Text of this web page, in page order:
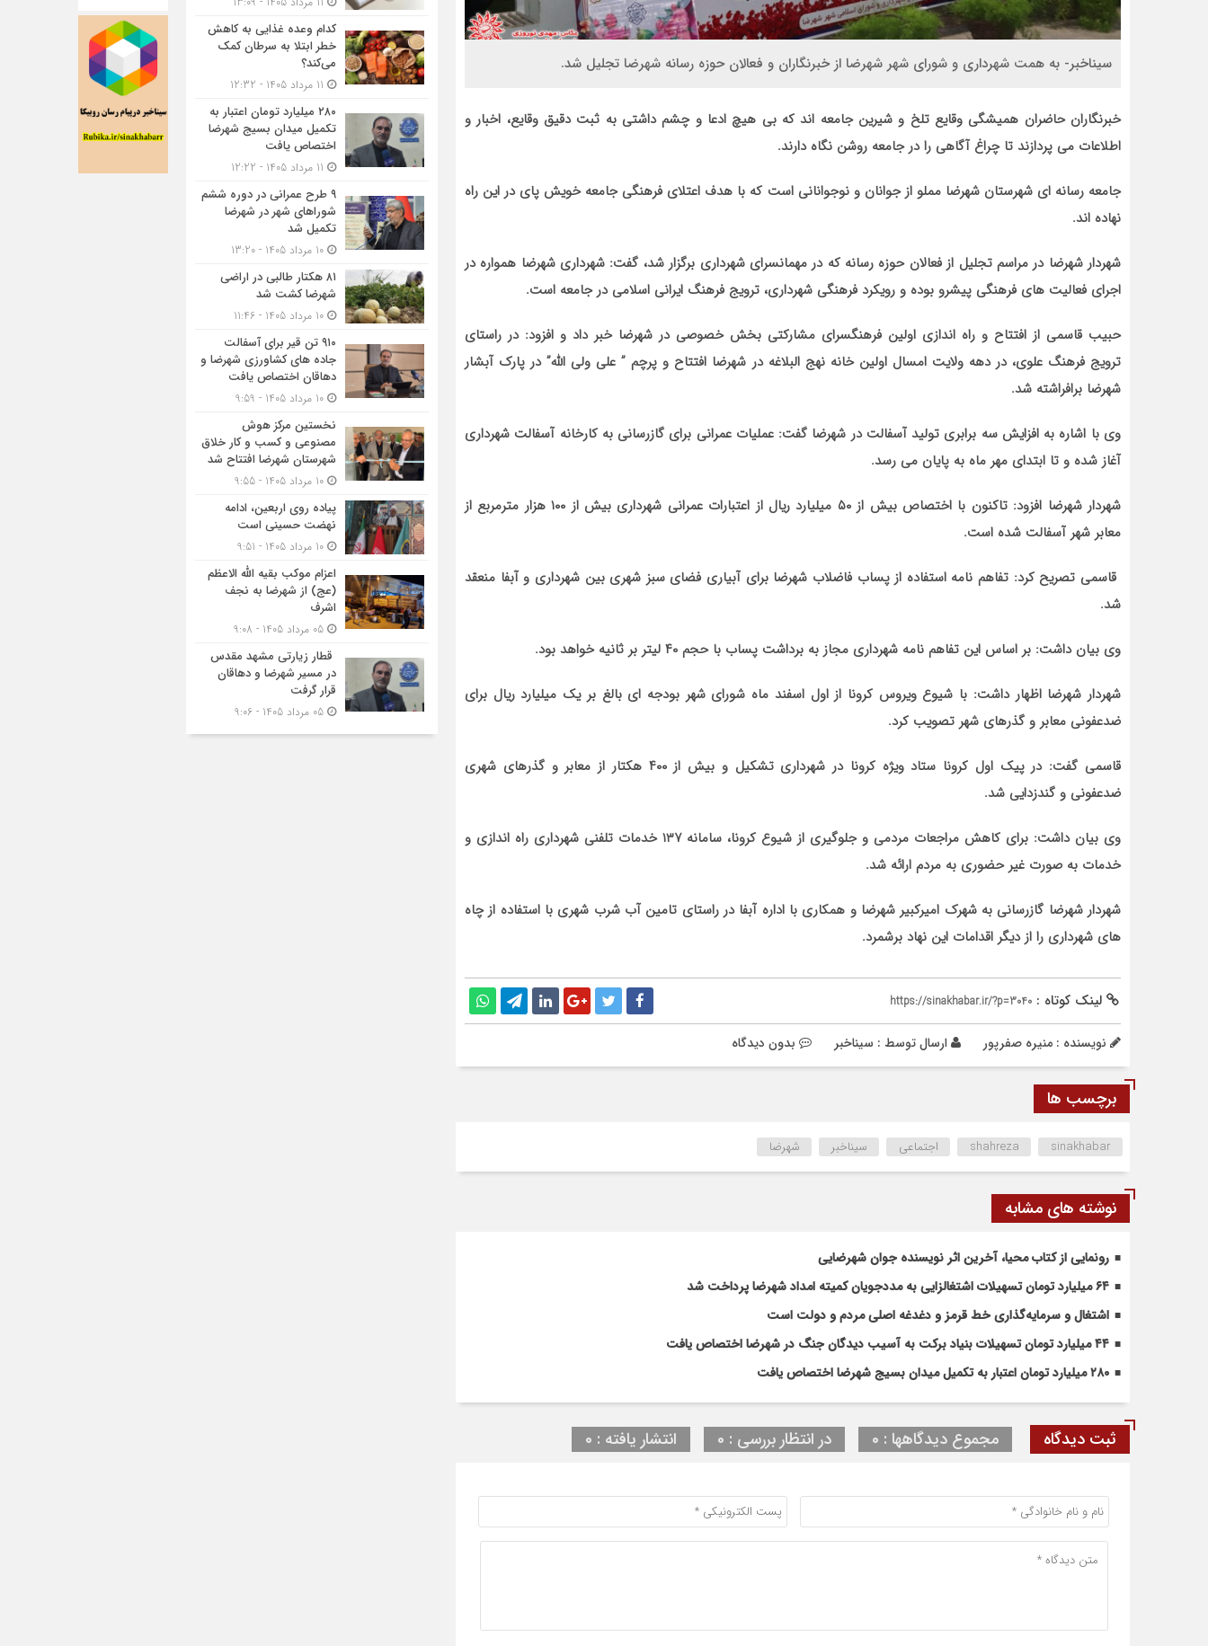
سیناخبر- به همت شهرداری و شورای شهر شهرضا از خبرنگاران و فعالان حوزه رسانه شهرضا تجلیل شد.
خبرنگاران حاضران همیشگی وقایع تلخ و شیرین جامعه اند که بی هیچ ادعا و چشم داشتی به ثبت دقیق وقایع، اخبار و
اطلاعات می پردازند تا چراغ آگاهی را در جامعه روشن نگاه دارند.
جامعه رسانه ای شهرستان شهرضا مملو از جوانان و نوجوانانی است که با هدف اعتلای فرهنگی جامعه خویش پای در این راه
نهاده اند.
شهردار شهرضا در مراسم تجلیل از فعالان حوزه رسانه که در مهمانسرای شهرداری برگزار شد، گفت: شهرداری شهرضا همواره در
اجرای فعالیت های فرهنگی پیشرو بوده و رویکرد فرهنگی شهرداری، ترویج فرهنگ ایرانی اسلامی در جامعه است.
حبیب قاسمی از افتتاح و راه اندازی اولین فرهنگسرای مشارکتی بخش خصوصی در شهرضا خبر داد و افزود: در راستای
ترویج فرهنگ علوی، در دهه ولایت امسال اولین خانه نهج البلاغه در شهرضا افتتاح و پرچم ” علی ولی الله” در پارک آبشار
شهرضا برافراشته شد.
وی با اشاره به افزایش سه برابری تولید آسفالت در شهرضا گفت: عملیات عمرانی برای گازرسانی به کارخانه آسفالت شهرداری
آغاز شده و تا ابتدای مهر ماه به پایان می رسد.
شهردار شهرضا افزود: تاکنون با اختصاص بیش از ۵۰ میلیارد ریال از اعتبارات عمرانی شهرداری بیش از ۱۰۰ هزار مترمربع از
معابر شهر آسفالت شده است.
قاسمی تصریح کرد: تفاهم نامه استفاده از پساب فاضلاب شهرضا برای آبیاری فضای سبز شهری بین شهرداری و آبفا منعقد
شد.
وی بیان داشت: بر اساس این تفاهم نامه شهرداری مجاز به برداشت پساب با حجم ۴۰ لیتر بر ثانیه خواهد بود.
شهردار شهرضا اظهار داشت: با شیوع ویروس کرونا از اول اسفند ماه شورای شهر بودجه ای بالغ بر یک میلیارد ریال برای
ضدعفونی معابر و گذرهای شهر تصویب کرد.
قاسمی گفت: در پیک اول کرونا ستاد ویژه کرونا در شهرداری تشکیل و بیش از ۴۰۰ هکتار از معابر و گذرهای شهری
ضدعفونی و گندزدایی شد.
وی بیان داشت: برای کاهش مراجعات مردمی و جلوگیری از شیوع کرونا، سامانه ۱۳۷ خدمات تلفنی شهرداری راه اندازی و
خدمات به صورت غیر حضوری به مردم ارائه شد.
شهردار شهرضا گازرسانی به شهرک امیرکبیر شهرضا و همکاری با اداره آبفا در راستای تامین آب شرب شهری با استفاده از چاه
های شهرداری را از دیگر اقدامات این نهاد برشمرد.
لینک کوتاه : https://sinakhabar.ir/?p=3040
نویسنده : منیره صفرپور ارسال توسط : سیناخبر بدون دیدگاه
برچسب ها
shahreza sinakhabar اجتماعی سیناخبر شهرضا
نوشته های مشابه
رونمایی از کتاب محیا، آخرین اثر نویسنده جوان شهرضایی
۶۴ میلیارد تومان تسهیلات اشتغالزایی به مددجویان کمیته امداد شهرضا پرداخت شد
اشتغال و سرمایه‌گذاری خط قرمز و دغدغه اصلی مردم و دولت است
۴۴ میلیارد تومان تسهیلات بنیاد برکت به آسیب دیدگان جنگ در شهرضا اختصاص یافت
۲۸۰ میلیارد تومان اعتبار به تکمیل میدان بسیج شهرضا اختصاص یافت
ثبت دیدگاه مجموع دیدگاهها : 0 در انتظار بررسی : 0 انتشار یافته : 0
کدام وعده غذایی به کاهش
خطر ابتلا به سرطان کمک
می‌کند؟
۲۸۰ میلیارد تومان اعتبار به
تکمیل میدان بسیج شهرضا
اختصاص یافت
۹ طرح عمرانی در دوره ششم
شوراهای شهر در شهرضا
تکمیل شد
۸۱ هکتار طالبی در اراضی
شهرضا کشت شد
۹۱۰ تن قیر برای آسفالت
جاده های کشاورزی شهرضا و
دهاقان اختصاص یافت
نخستین مرکز هوش
مصنوعی و کسب‌ و کار خلاق
شهرستان شهرضا افتتاح شد
پیاده روی اربعین، ادامه
نهضت حسینی است
اعزام موکب بقیه الله الاعظم
(عج) از شهرضا به نجف
اشرف
قطار زیارتی مشهد مقدس
در مسیر شهرضا و دهاقان
قرار گرفت